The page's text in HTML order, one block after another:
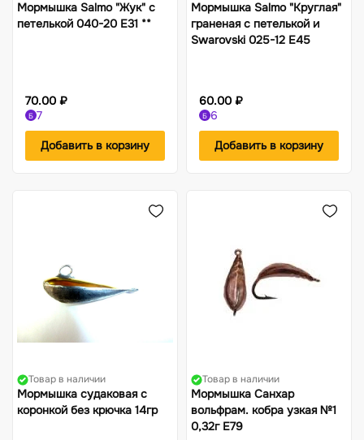
Мормышка Salmo "Жук" с
петелькой 040-20 Е31 **
70.00 ₽
Б 7
Добавить в корзину
Мормышка Salmo "Круглая"
граненая с петелькой и
Swarovski 025-12 Е45
60.00 ₽
Б 6
Добавить в корзину
Товар в наличии
Мормышка судаковая с
коронкой без крючка 14гр
Товар в наличии
Мормышка Санхар
вольфрам. кобра узкая №1
0,32г Е79